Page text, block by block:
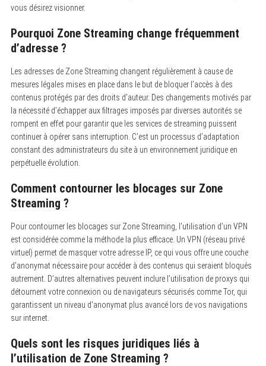
vous désirez visionner.
Pourquoi Zone Streaming change fréquemment
d’adresse ?
Les adresses de Zone Streaming changent régulièrement à cause de
mesures légales mises en place dans le but de bloquer l’accès à des
contenus protégés par des droits d’auteur. Des changements motivés par
la nécessité d’échapper aux filtrages imposés par diverses autorités se
rompent en effet pour garantir que les services de streaming puissent
continuer à opérer sans interruption. C’est un processus d’adaptation
constant des administrateurs du site à un environnement juridique en
perpétuelle évolution.
Comment contourner les blocages sur Zone
Streaming ?
Pour contourner les blocages sur Zone Streaming, l’utilisation d’un VPN
est considérée comme la méthode la plus efficace. Un VPN (réseau privé
virtuel) permet de masquer votre adresse IP, ce qui vous offre une couche
d’anonymat nécessaire pour accéder à des contenus qui seraient bloqués
autrement. D’autres alternatives peuvent inclure l’utilisation de proxys qui
détournent votre connexion ou de navigateurs sécurisés comme Tor, qui
garantissent un niveau d’anonymat plus avancé lors de vos navigations
sur internet.
Quels sont les risques juridiques liés à
l’utilisation de Zone Streaming ?